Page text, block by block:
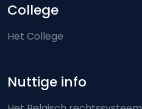
College
Het College
Nuttige info